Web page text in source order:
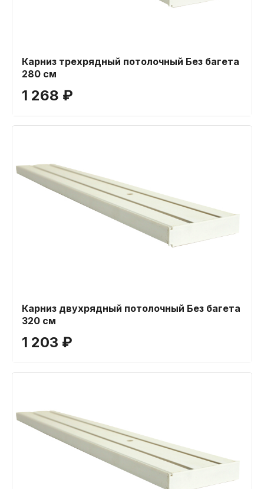
Карниз трехрядный потолочный Без багета
280 см
1 268 ₽
Карниз двухрядный потолочный Без багета
320 см
1 203 ₽